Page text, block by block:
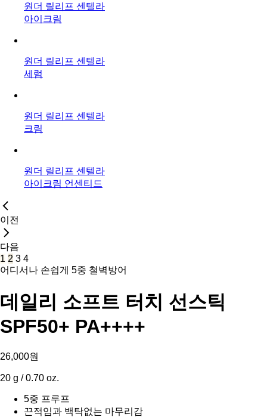
원더 릴리프 센텔라
아이크림
원더 릴리프 센텔라
세럼
원더 릴리프 센텔라
크림
원더 릴리프 센텔라
아이크림 언센티드
이전
다음
1 2 3 4
어디서나 손쉽게 5중 철벽방어
데일리 소프트 터치 선스틱
SPF50+ PA++++
26,000원
20 g / 0.70 oz.
5중 프루프
끈적임과 백탁없는 마무리감